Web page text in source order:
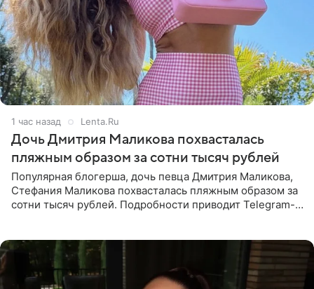
1 час назад Lenta.Ru
Дочь Дмитрия Маликова похвасталась
пляжным образом за сотни тысяч рублей
Популярная блогерша, дочь певца Дмитрия Маликова,
Стефания Маликова похвасталась пляжным образом за
сотни тысяч рублей. Подробности приводит Telegram-